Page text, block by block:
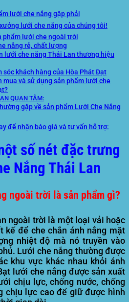
lưới che nắng gặp phải
lưới che nắng của chúng tôi!
phẩm lưới che ngoài trời
nắng rẻ, chất lượng
lưới che nắng Thái Lan thương hiệu
sóc khách hàng của Hòa Phát Đạt
mua và sử dụng sản phẩm lưới che
QUAN TÂM:
gặp về sản phẩm Lưới Che Nắng
để nhận báo giá và tư vấn hỗ trợ:
số nét đặc trưng
Nắng Thái Lan
ngoài trời là sản phẩm gì?
ngoài trời là một loại vải hoặc
kế để che chắn ánh nắng mặt
nhiệt độ mà nó truyền vào
Lưới che nắng thường được
khu vực khác nhau khỏi ánh
lưới che nắng được sản xuất
chịu lực, chống nước, chống
chịu lực cao để giữ được hình